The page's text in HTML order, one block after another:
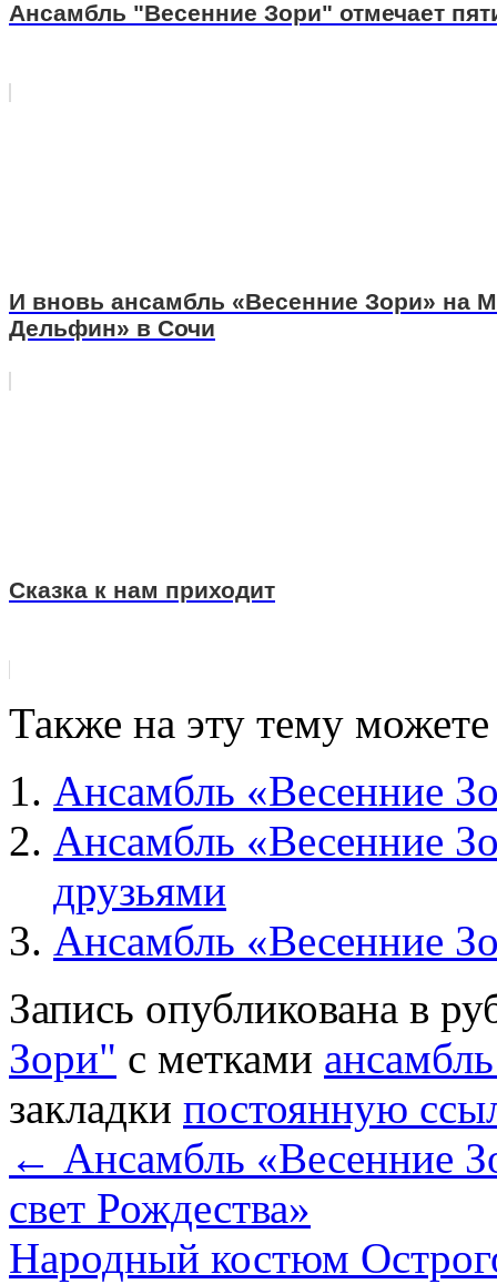
Ансамбль "Весенние Зори" отмечает
И вновь ансамбль «Весенние Зори» на
Дельфин» в Сочи
Сказка к нам приходит
Также на эту тему
Ансамбль «Весенние
Ансамбль «Весенние
друзьями
Ансамбль «Весенние
Запись опубликована в
Зори" с метками
закладки постоянную
← Ансамбль «Весенние
свет Рождества»
Народный костюм